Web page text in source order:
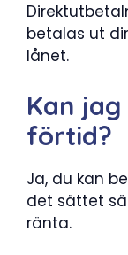
betalas ut
lånet.
Kan
förtid?
Ja, du kan
det sättet
ränta.